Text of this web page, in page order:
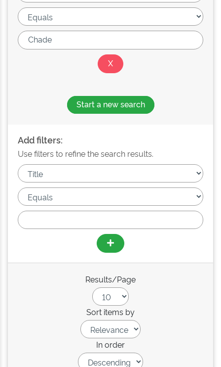
Start a new search
Add filters:
Use filters to refine the search results.
Results/Page
Sort items by
In order